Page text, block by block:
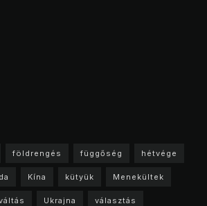
földrengés függőség hétvége
Kína kütyük Menekültek
Ukrajna választás